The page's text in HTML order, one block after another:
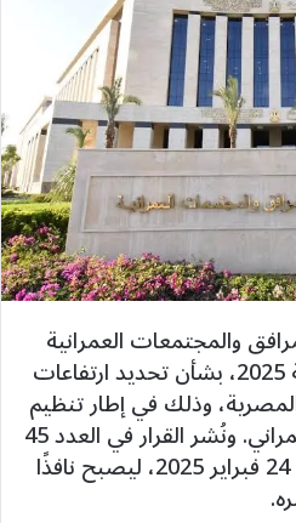
والمجتمعات العمرانية
قرارًا جديدًا برقم 120 لسنة 2025، بشأن تحديد ارتفاعات
وذلك في إطار تنظيم
عملية البناء والتخطيط العمراني. ونُشر القرار في العدد 45
من الوقائع المصرية بتاريخ 24 فبراير 2025، ليصبح نافذًا